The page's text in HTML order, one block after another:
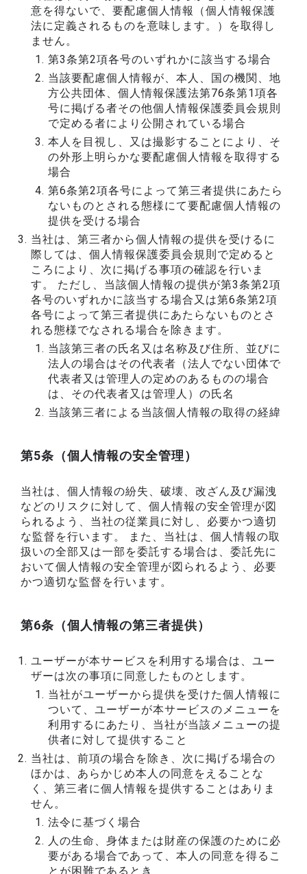
意を得ないで、要配慮個人情報（個人情報保護
法に定義されるものを意味します。）を取得し
ません。
第3条第2項各号のいずれかに該当する場合
当該要配慮個人情報が、本人、国の機関、地
方公共団体、個人情報保護法第76条第1項各
号に掲げる者その他個人情報保護委員会規則
で定める者により公開されている場合
本人を目視し、又は撮影することにより、そ
の外形上明らかな要配慮個人情報を取得する
場合
第6条第2項各号によって第三者提供にあたら
ないものとされる態様にて要配慮個人情報の
提供を受ける場合
当社は、第三者から個人情報の提供を受けるに
際しては、個人情報保護委員会規則で定めると
ころにより、次に掲げる事項の確認を行いま
す。 ただし、当該個人情報の提供が第3条第2項
各号のいずれかに該当する場合又は第6条第2項
各号によって第三者提供にあたらないものとさ
れる態様でなされる場合を除きます。
当該第三者の氏名又は名称及び住所、並びに
法人の場合はその代表者（法人でない団体で
代表者又は管理人の定めのあるものの場合
は、その代表者又は管理人）の氏名
当該第三者による当該個人情報の取得の経緯
第5条（個人情報の安全管理）
当社は、個人情報の紛失、破壊、改ざん及び漏洩
などのリスクに対して、個人情報の安全管理が図
られるよう、当社の従業員に対し、必要かつ適切
な監督を行います。 また、当社は、個人情報の取
扱いの全部又は一部を委託する場合は、委託先に
おいて個人情報の安全管理が図られるよう、必要
かつ適切な監督を行います。
第6条（個人情報の第三者提供）
ユーザーが本サービスを利用する場合は、ユー
ザーは次の事項に同意したものとします。
当社がユーザーから提供を受けた個人情報に
ついて、ユーザーが本サービスのメニューを
利用するにあたり、当社が当該メニューの提
供者に対して提供すること
当社は、前項の場合を除き、次に掲げる場合の
ほかは、あらかじめ本人の同意をえることな
く、第三者に個人情報を提供することはありま
せん。
法令に基づく場合
人の生命、身体または財産の保護のために必
要がある場合であって、本人の同意を得るこ
とが困難であるとき